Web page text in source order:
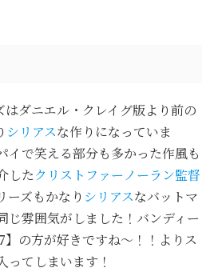
はダニエル・クレイグ版より前の
シリアスな作りになっていま
イで笑える部分も多かった作風も
したクリストファーノーラン監督
ーズもかなり シリアスなバットマ
じ雰囲気がしました！バンディー
の方が好きですね～！！よりス
ってしまいます！